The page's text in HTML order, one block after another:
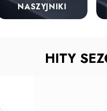
NASZYJNIKI
HITY